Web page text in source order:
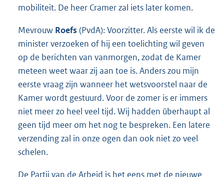
mobiliteit. De heer Cramer zal iets later komen.
Mevrouw Roefs (PvdA): Voorzitter. Als eerste wil ik de
minister verzoeken of hij een toelichting wil geven
op de berichten van vanmorgen, zodat de Kamer
meteen weet waar zij aan toe is. Anders zou mijn
eerste vraag zijn wanneer het wetsvoorstel naar de
Kamer wordt gestuurd. Voor de zomer is er immers
niet meer zo heel veel tijd. Wij hadden überhaupt al
geen tijd meer om het nog te bespreken. Een latere
verzending zal in onze ogen dan ook niet zo veel
schelen.
De Partij van de Arbeid is het eens met de nieuwe